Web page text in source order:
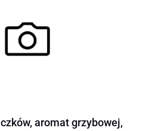
aromat grzybowej,